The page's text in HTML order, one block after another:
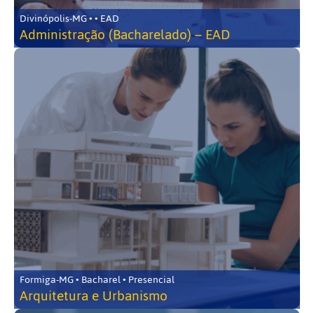
Divinópolis-MG • • EAD
Administração (Bacharelado) – EAD
Formiga-MG • Bacharel • Presencial
Arquitetura e Urbanismo